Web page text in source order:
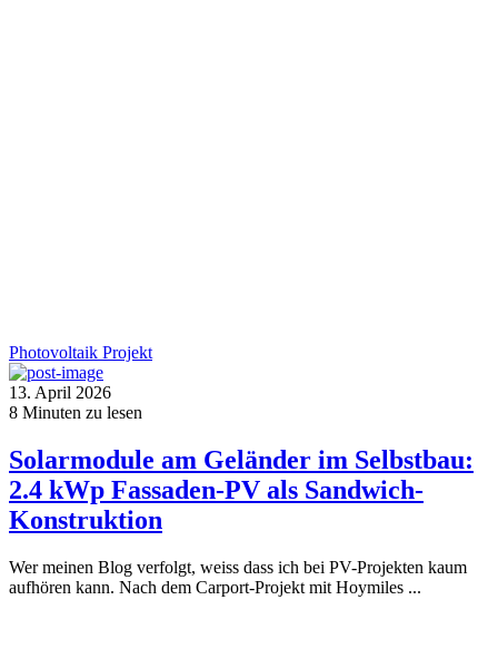
Photovoltaik Projekt
13. April 2026
8 Minuten zu lesen
Solarmodule am Geländer im Selbstbau:
2.4 kWp Fassaden-PV als Sandwich-
Konstruktion
Wer meinen Blog verfolgt, weiss dass ich bei PV-Projekten kaum
aufhören kann. Nach dem Carport-Projekt mit Hoymiles ...